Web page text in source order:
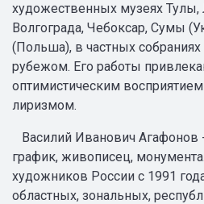
художественных музеях
Волгограда, Чебоксар, Сумы
(Польша), в частных собраниях
рубежом. Его работы
оптимистическим
лиризмом.
Василий Иванович Агафонов
график, живописец,
художников России с 1991
областных, зональных,